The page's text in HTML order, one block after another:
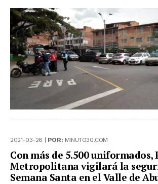
2021-03-26 | POR: MINUTO30.COM
Con más de 5.500 uniformados,
Metropolitana vigilará la
Semana Santa en el Valle de